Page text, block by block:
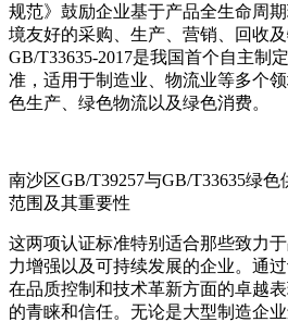
规范》鼓励企业基于产品全生命周
境友好的采购、生产、营销、回收
GB/T33635-2017是我国首个自主制
准，适用于制造业、物流业等多个
色生产、绿色物流以及绿色消费。
南沙区GB/T39257与GB/T33635绿
范围及其重要性
这两项认证标准特别适合那些致力
力增强以及可持续发展的企业。通
在品质控制和技术革新方面的卓越
的青睐和信任。无论是大型制造企